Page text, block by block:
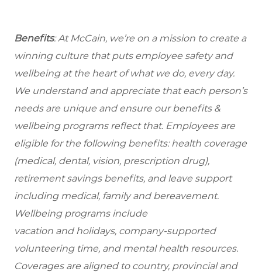
Benefits: At McCain, we’re on a mission to create a
winning culture that puts employee safety and
wellbeing at the heart of what we do, every day.
We understand and appreciate that each person’s
needs are unique and ensure our benefits &
wellbeing programs reflect that. Employees are
eligible for the following benefits: health coverage
(medical, dental, vision, prescription drug),
retirement savings benefits, and leave support
including medical, family and bereavement.
Wellbeing programs include
vacation and holidays, company-supported
volunteering time, and mental health resources.
Coverages are aligned to country, provincial and